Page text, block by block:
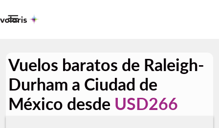

Vuelos baratos de Raleigh-
Durham a Ciudad de
México desde USD266